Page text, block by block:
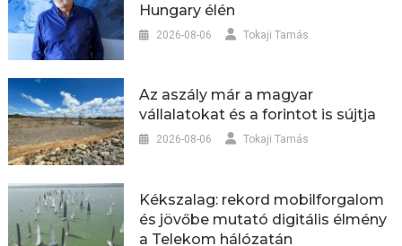
Hungary élén
2026-08-06 Tokaji Tamás
Az aszály már a magyar
vállalatokat és a forintot is sújtja
2026-08-06 Tokaji Tamás
Kékszalag: rekord mobilforgalom
és jövőbe mutató digitális élmény
a Telekom hálózatán